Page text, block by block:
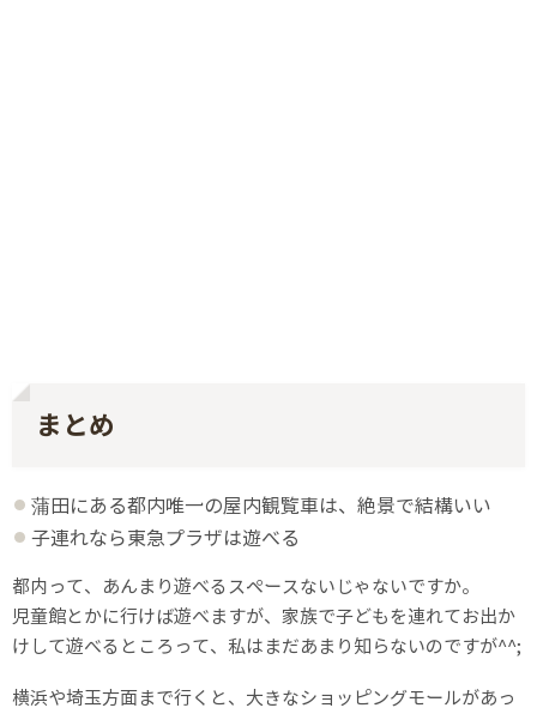
まとめ
蒲田にある都内唯一の屋内観覧車は、絶景で結構いい
子連れなら東急プラザは遊べる
都内って、あんまり遊べるスペースないじゃないですか。
児童館とかに行けば遊べますが、家族で子どもを連れてお出か
けして遊べるところって、私はまだあまり知らないのですが^^;
横浜や埼玉方面まで行くと、大きなショッピングモールがあっ